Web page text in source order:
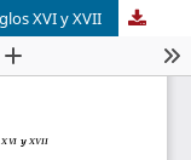
XVI y XVII